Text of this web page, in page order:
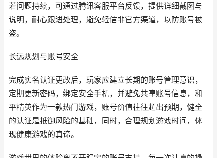
若问题持续，可通过腾讯客服平台反馈，提供详细截图与
说明，耐心跟进处理，避免轻信非官方渠道，以防账号被
盗。
长远规划与账号安全
完成实名认证更改后，玩家应建立长期的账号管理意识，
定期更新密码，绑定安全手机，并避免共享账号信息，和
平精英作为一款热门游戏，账号价值往往超出预期，健全
的认证是抵御风险的基础，同时，合理规划游戏时间，体
现健康游戏的真谛。